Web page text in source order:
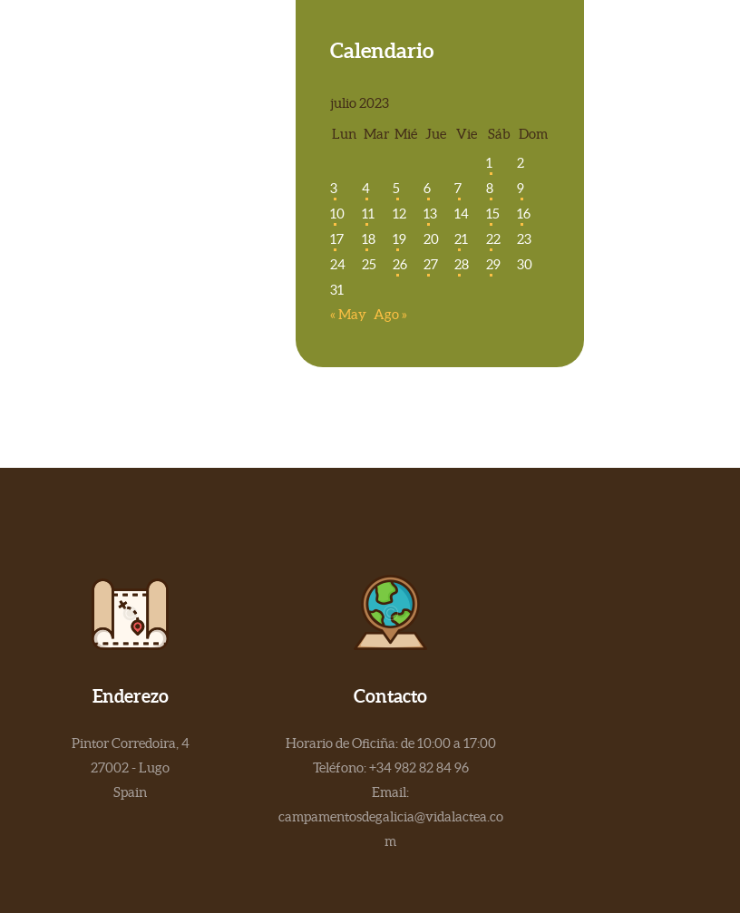
Calendario
julio 2023
Lun Mar Mié Jue Vie Sáb
Dom
1
2
3
4 5 6 7 8
9
10
11 12 13 14 15
16
17
18 19 20 21 22
23
24
25 26 27 28 29
30
31
« May Ago »
Enderezo
Pintor Corredoira, 4
27002 - Lugo
Spain
Contacto
Horario de Oficiña: de 10:00 a 17:00
Teléfono: +34 982 82 84 96
Email:
campamentosdegalicia@vidalactea.co
m